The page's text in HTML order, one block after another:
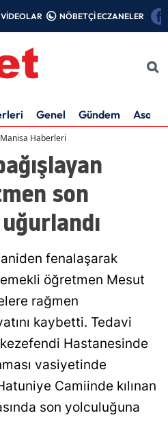
VİDEOLAR NÖBETÇİ ECZANELER
Genel Gündem Asayiş
Manisa Haberleri
son
fenalaşarak
öğretmen Mesut
rağmen
kaybetti. Tedavi
Hastanesinde
vasiyetinde
Camiinde kılınan
son yolculuğuna